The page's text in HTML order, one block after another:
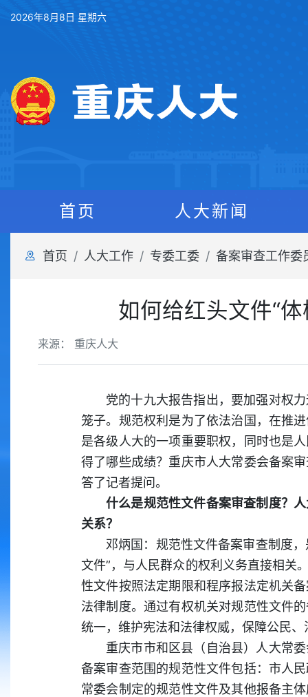
2026年8月8日 星期六
首页 人大新闻
首页 人大工作 专委工委 备案审查工作委
如何给红头文件“
来源： 重庆人大
党的十九大报告指出，要加强对权
笼子。规范权利是为了依法治国，在推
是各级人大的一项重要职权，同时也是
得了哪些成绩？重庆市人大常委会备案
答了记者提问。
什么是规范性文件备案审查制度？
关系？
邓炳国：规范性文件备案审查制度
文件”，与人民群众的权利义务直接相关
性文件按照法定期限和程序报法定机关
法律制度。通过有权机关对规范性文件
统一，维护宪法和法律权威，保障公民
重庆市市和区县（自治县）人大常
备案审查范围的规范性文件包括：市人
常委会制定的规范性文件及其他报备主